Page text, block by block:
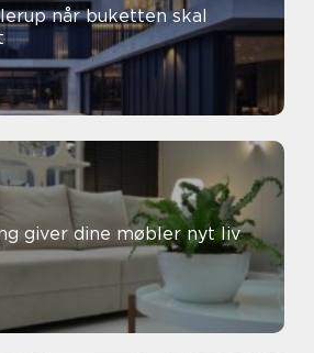
skal
giver dine møbler nyt liv